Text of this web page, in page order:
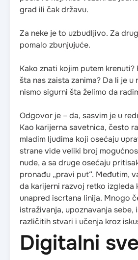
grad ili čak državu.
Za neke je to uzbudljivo. Za
pomalo zbunjujuće.
Kako znati kojim putem
šta nas zaista zanima? Da li je u
nismo sigurni šta želimo da
Odgovor je – da, sasvim je u
Kao karijerna savetnica, često
mladim ljudima koji osećaju
strane vide veliki broj
nude, a sa druge osećaju
pronađu „pravi put“. Međutim,
da karijerni razvoj retko izgleda
unapred iscrtana linija. Mnogo
istraživanja, upoznavanja sebe,
različitih stvari i učenja kroz
Digitalni